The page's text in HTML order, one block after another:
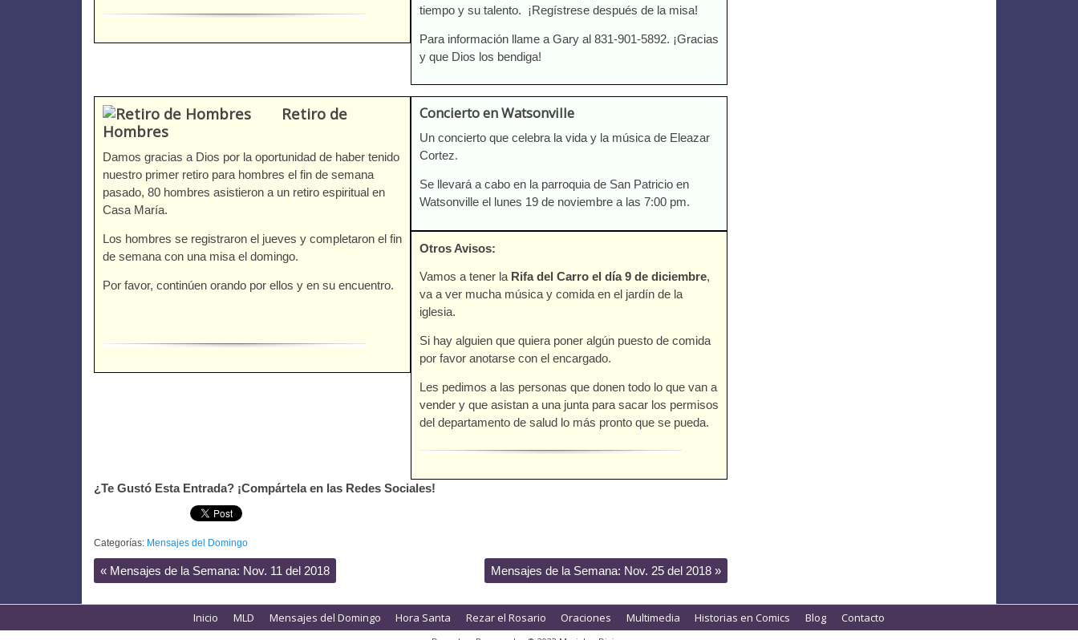
tiempo y su talento. ¡Regístrese después de la misa!
Para información llame a Gary al 831-901-5892. ¡Gracias
y que Dios los bendiga!
Retiro de
Hombres
Damos gracias a Dios por la oportunidad de haber tenido
nuestro primer retiro para hombres el fin de semana
pasado, 80 hombres asistieron a un retiro espiritual en
Casa María.
Los hombres se registraron el jueves y completaron el fin
de semana con una misa el domingo.
Por favor, continúen orando por ellos y en su encuentro.
Concierto en Watsonville
Un concierto que celebra la vida y la música de Eleazar
Cortez.
Se llevará a cabo en la parroquia de San Patricio en
Watsonville el lunes 19 de noviembre a las 7:00 pm.
Otros Avisos:
Vamos a tener la Rifa del Carro el día 9 de diciembre,
va a ver mucha música y comida en el jardín de la
iglesia.
Si hay alguien que quiera poner algún puesto de comida
por favor anotarse con el encargado.
Les pedimos a las personas que donen todo lo que van a
vender y que asistan a una junta para sacar los permisos
del departamento de salud lo más pronto que se pueda.
¿Te Gustó Esta Entrada? ¡Compártela en las Redes Sociales!
Categorías: Mensajes del Domingo
« Mensajes de la Semana: Nov. 11 del 2018 Mensajes de la Semana: Nov. 25 del 2018 »
Inicio MLD Mensajes del Domingo Hora Santa Rezar el Rosario Oraciones Multimedia Historias en Comics Blog Contacto